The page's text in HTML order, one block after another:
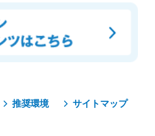
推奨環境
サイトマップ